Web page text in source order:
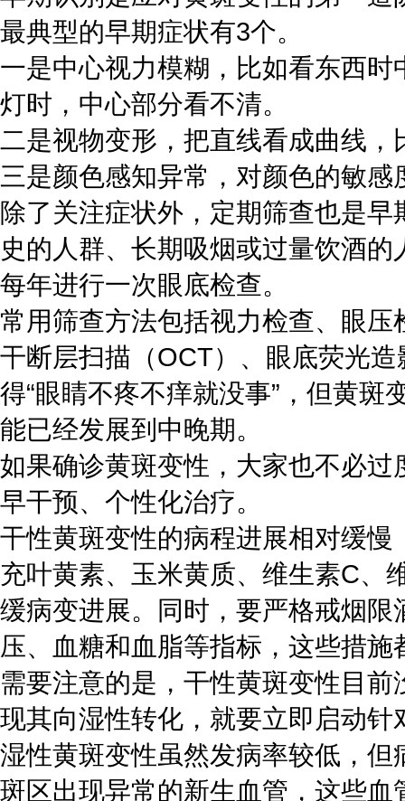
最典型的早期症状有3个。
一是中心视力模糊，比如看东西
灯时，中心部分看不清。
二是视物变形，把直线看成曲线
三是颜色感知异常，对颜色的敏
除了关注症状外，定期筛查也是
史的人群、长期吸烟或过量饮酒
每年进行一次眼底检查。
常用筛查方法包括视力检查、眼
干断层扫描（OCT）、眼底荧光
得“眼睛不疼不痒就没事”，但黄
能已经发展到中晚期。
如果确诊黄斑变性，大家也不必
早干预、个性化治疗。
干性黄斑变性的病程进展相对缓
充叶黄素、玉米黄质、维生素C、
缓病变进展。同时，要严格戒烟
压、血糖和血脂等指标，这些措
需要注意的是，干性黄斑变性目
现其向湿性转化，就要立即启动针
湿性黄斑变性虽然发病率较低，
斑区出现异常的新生血管，这些